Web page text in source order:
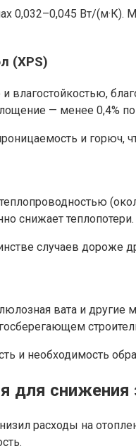
0,032–0,045 Вт/
(XPS)
влагостойкостью,
— менее 0,4%
и горюч,
снижает теплопотери.
случаев дороже
вата и
и необходимость
для снижения
расходы на